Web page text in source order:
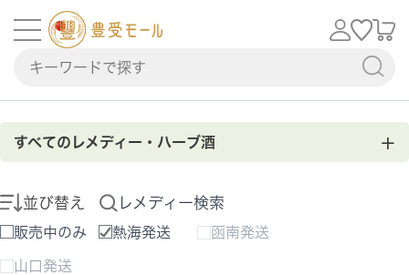
すべてのレメディー・ハーブ酒 +
並び替え レメディー検索
販売中のみ 熱海発送 函南発送
山口発送